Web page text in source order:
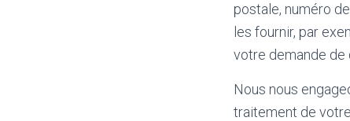
postale, numéro
les fournir, par
votre demande de
Nous nous
traitement de